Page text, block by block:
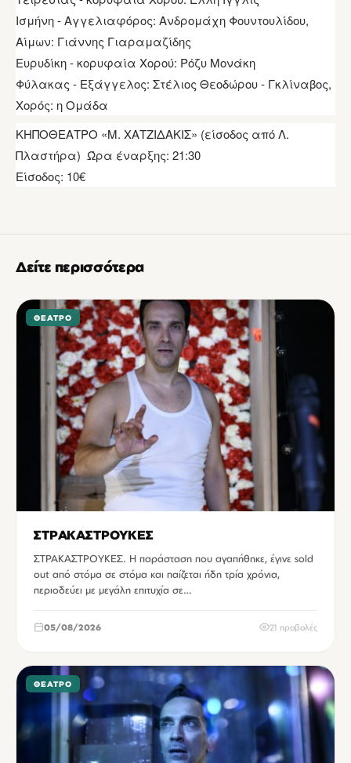
Ισμήνη - Αγγελιαφόρος: Ανδρομάχη Φουντουλίδου,
Αίμων: Γιάννης Γιαραμαζίδης
Ευρυδίκη - κορυφαία Χορού: Ρόζυ Μονάκη
Φύλακας - Εξάγγελος: Στέλιος Θεοδώρου - Γκλίναβος,
Χορός: η Ομάδα
ΚΗΠΟΘΕΑΤΡΟ «Μ. ΧΑΤΖΙΔΑΚΙΣ» (είσοδος από Λ.
Πλαστήρα) Ώρα έναρξης: 21:30
Είσοδος: 10€
Δείτε περισσότερα
ΘΈΑΤΡΟ
ΣΤΡΑΚΑΣΤΡΟΥΚΕΣ
ΣΤΡΑΚΑΣΤΡΟΥΚΕΣ. Η παράσταση που αγαπήθηκε, έγινε sold
out από στόμα σε στόμα και παίζεται ήδη τρία χρόνια,
περιοδεύει με μεγάλη επιτυχία σε…
05/08/2026 21 προβολές
ΘΈΑΤΡΟ